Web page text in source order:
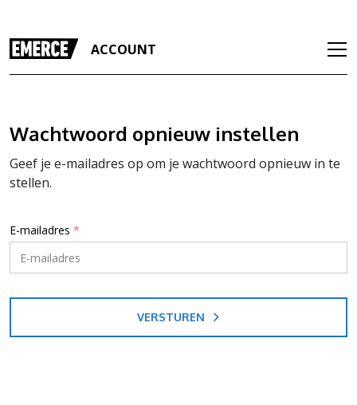
ACCOUNT
Wachtwoord opnieuw instellen
Geef je e-mailadres op om je wachtwoord opnieuw in te
stellen.
E-mailadres *
VERSTUREN